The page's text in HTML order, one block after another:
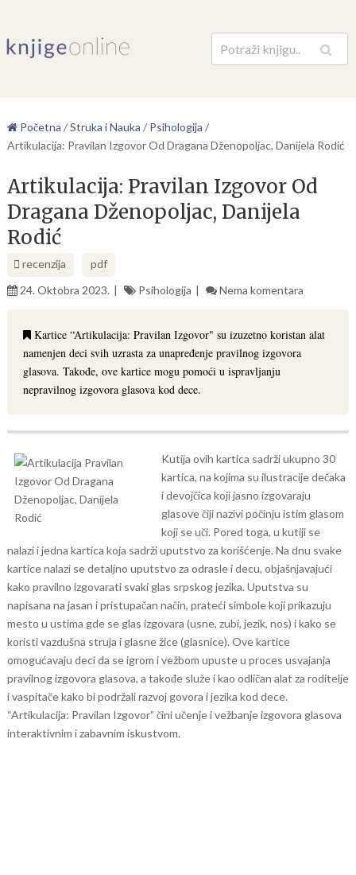
Pretraga
Početna /Struka i Nauka / Psihologija /
Artikulacija: Pravilan Izgovor Od Dragana Dženopoljac, Danijela Rodić
Artikulacija: Pravilan Izgovor Od
Dragana Dženopoljac, Danijela
Rodić
recenzija
pdf
24. Oktobra 2023.
Psihologija Nema komentara
Kartice “Artikulacija: Pravilan Izgovor" su izuzetno koristan alat
namenjen deci svih uzrasta za unapređenje pravilnog izgovora
glasova. Takođe, ove kartice mogu pomoći u ispravljanju
nepravilnog izgovora glasova kod dece.
Kutija ovih kartica sadrži ukupno 30
kartica, na kojima su ilustracije dečaka
i devojčica koji jasno izgovaraju
glasove čiji nazivi počinju istim glasom
koji se uči. Pored toga, u kutiji se
nalazi i jedna kartica koja sadrži uputstvo za korišćenje. Na dnu svake
kartice nalazi se detaljno uputstvo za odrasle i decu, objašnjavajući
kako pravilno izgovarati svaki glas srpskog jezika. Uputstva su
napisana na jasan i pristupačan način, prateći simbole koji prikazuju
mesto u ustima gde se glas izgovara (usne, zubi, jezik, nos) i kako se
koristi vazdušna struja i glasne žice (glasnice). Ove kartice
omogućavaju deci da se igrom i vežbom upuste u proces usvajanja
pravilnog izgovora glasova, a takođe služe i kao odličan alat za roditelje
i vaspitače kako bi podržali razvoj govora i jezika kod dece.
“Artikulacija: Pravilan Izgovor” čini učenje i vežbanje izgovora glasova
interaktivnim i zabavnim iskustvom.